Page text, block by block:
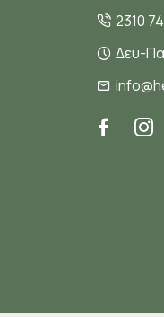
2310
Δευ-